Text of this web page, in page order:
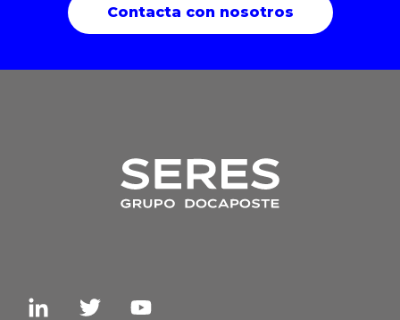
Contacta con nosotros